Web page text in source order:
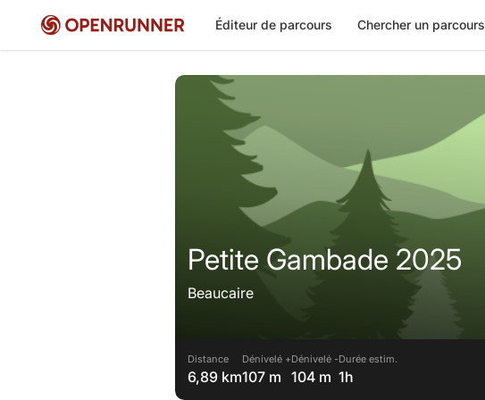
Éditeur de parcours Chercher un parcours
Petite Gambade 2025
Beaucaire
Distance
6,89 km
Dénivelé +
107 m
Dénivelé -
104 m
Durée estim.
1h